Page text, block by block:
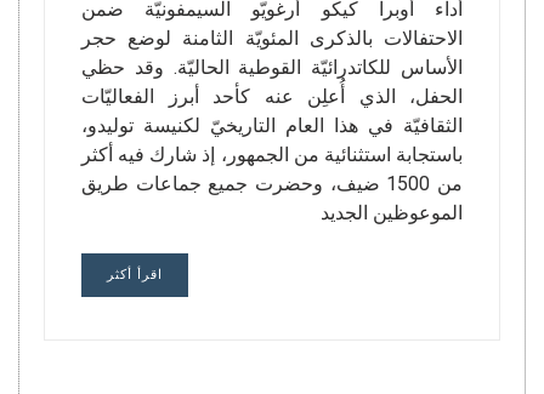
أداء أوبرا كيكو أرغويّو السيمفونيّة ضمن
الاحتفالات بالذكرى المئويّة الثامنة لوضع حجر
الأساس للكاتدرائيّة القوطية الحاليّة. وقد حظي
الحفل، الذي أُعلِن عنه كأحد أبرز الفعاليّات
الثقافيّة في هذا العام التاريخيّ لكنيسة توليدو،
باستجابة استثنائية من الجمهور، إذ شارك فيه أكثر
من 1500 ضيف، وحضرت جميع جماعات طريق
الموعوظين الجديد
اقرأ أكثر